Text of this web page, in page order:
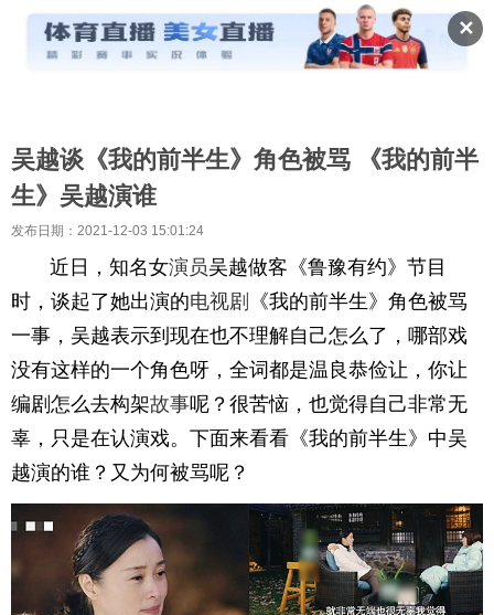
✕
吴越谈《我的前半生》角色被骂 《我的前半
生》吴越演谁
发布日期：2021-12-03 15:01:24
近日，知名女演员吴越做客《鲁豫有约》节目
时，谈起了她出演的电视剧
《我的前半生》角色被骂
一事，吴越表示到现在也不理解自己怎么了，哪部戏
没有这样的一个角色呀，全词都是温良恭俭让，你让
编剧怎么去构架故事呢？很苦恼，也觉得自己非常无
辜，只是在认演戏。下面来看看《我的前半生》中吴
越演的谁？又为何被骂呢？